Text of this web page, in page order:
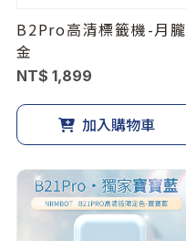
B2Pro高清標籤機-月朧
金
NT$ 1,899
加入購物車